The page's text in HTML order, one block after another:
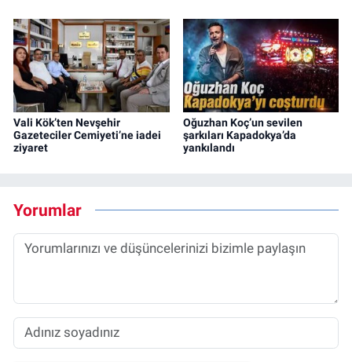
Vali Kök’ten Nevşehir
Gazeteciler Cemiyeti’ne iadei
ziyaret
Oğuzhan Koç’un sevilen
şarkıları Kapadokya’da
yankılandı
Yorumlar